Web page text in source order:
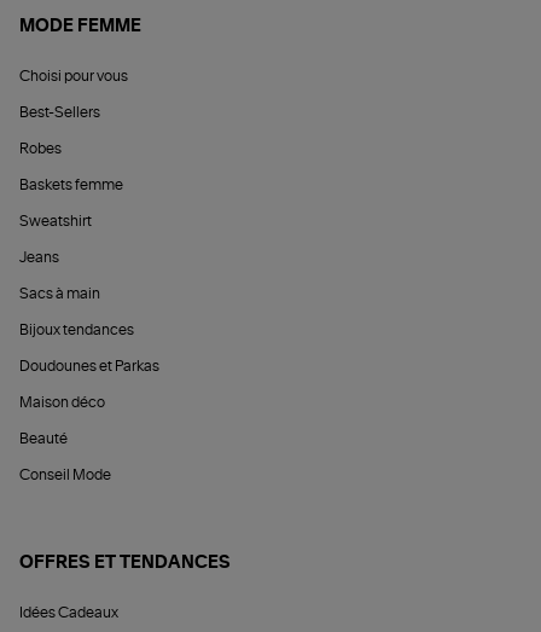
MODE FEMME
Choisi pour vous
Best-Sellers
Robes
Baskets femme
Sweatshirt
Jeans
Sacs à main
Bijoux tendances
Doudounes et Parkas
Maison déco
Beauté
Conseil Mode
OFFRES ET TENDANCES
Idées Cadeaux